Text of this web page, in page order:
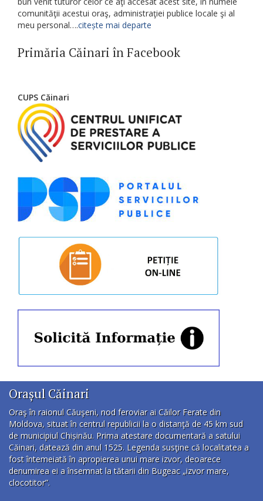
comunităţii acestui oraş, administraţiei publice locale şi al
meu personal….citește mai departe
Primăria Căinari în Facebook
CUPS Căinari
Orașul Căinari
Oraş în raionul Căuşeni, nod feroviar ai Căilor Ferate din
Moldova, situat în centrul republicii la o distanţă de 45 km sud
de municipiul Chișinău. Prima atestare documentară a satului
Căinari, datează din anul 1525. Legenda susţine că localitatea a
fost întemeiată în apropierea unui mare izvor, deoarece
denumirea ei a însemnat la tătarii din Bugeac „izvor mare,
clocotitor”.